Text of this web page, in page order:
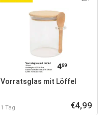
Vorratsglas mit Löffel
1 Tag €4,99